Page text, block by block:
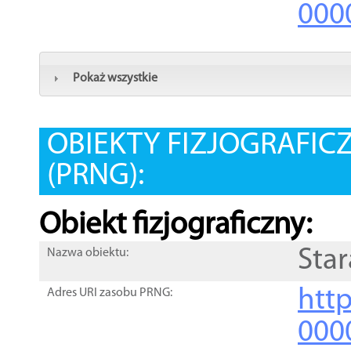
Pokaż wszystkie
OBIEKTY
(PRNG):
Obiekt fizjograficzny:
Nazwa obiektu:
Adres URI zasobu PRNG: